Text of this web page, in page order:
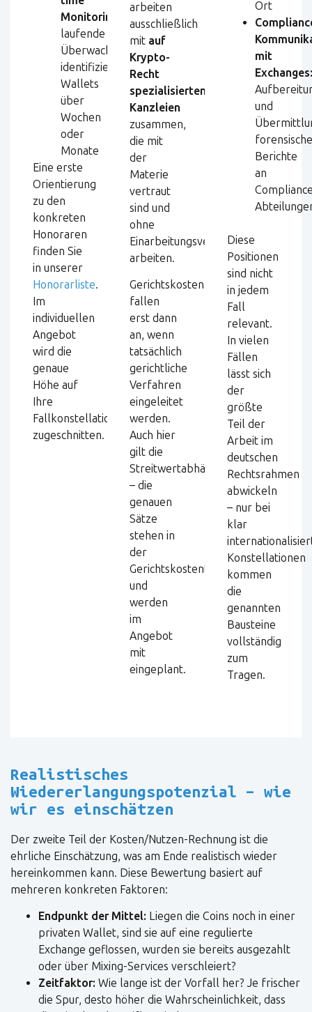
Monitoring:
laufende
Überwachung
identifizierter
Wallets
über
Wochen
oder
Monate
Eine erste
Orientierung
zu den
konkreten
Honoraren
finden Sie
in unserer
Honorarliste.
Im
individuellen
Angebot
wird die
genaue
Höhe auf
Ihre
Fallkonstellation
zugeschnitten.
arbeiten
ausschließlich
mit auf
Krypto-
Recht
spezialisierten
Kanzleien
zusammen,
die mit
der
Materie
vertraut
sind und
ohne
Einarbeitungsverluste
arbeiten.
Gerichtskosten
fallen
erst dann
an, wenn
tatsächlich
gerichtliche
Verfahren
eingeleitet
werden.
Auch hier
gilt die
Streitwertabhängigkeit
– die
genauen
Sätze
stehen in
der
Gerichtskostentabelle
und
werden
im
Angebot
mit
eingeplant.
Ort
mit
Exchanges:
und
Berichte
an
Diese
Positionen
sind nicht
in jedem
Fall
relevant.
In vielen
Fällen
lässt sich
der
größte
Teil der
Arbeit im
deutschen
Rechtsrahmen
abwickeln
– nur bei
klar
Konstellationen
kommen
die
genannten
Bausteine
vollständig
zum
Tragen.
Realistisches
Wiedererlangungspotenzial – wie
wir es einschätzen
Der zweite Teil der Kosten/Nutzen-Rechnung ist die
ehrliche Einschätzung, was am Ende realistisch wieder
hereinkommen kann. Diese Bewertung basiert auf
mehreren konkreten Faktoren:
Endpunkt der Mittel: Liegen die Coins noch in einer
privaten Wallet, sind sie auf eine regulierte
Exchange geflossen, wurden sie bereits ausgezahlt
oder über Mixing-Services verschleiert?
Zeitfaktor: Wie lange ist der Vorfall her? Je frischer
die Spur, desto höher die Wahrscheinlichkeit, dass